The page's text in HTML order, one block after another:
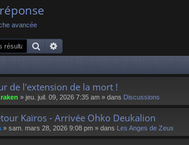
avancée
Rechercher
de l'extension de la mort !
» jeu. juil. 09, 2026 7:35 am » dans Discussions
Kaïros - Arrivée Ohko Deukalion
» sam. mars 28, 2026 9:08 pm » dans Les Anges de Zeus